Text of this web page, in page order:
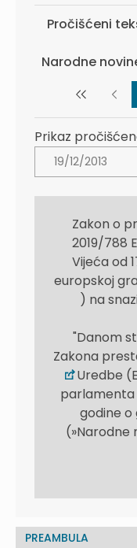
Pročišćeni
Narodne
Prikaz
Zakon o
2019/788
Vijeća od
europskoj
) na
"Danom
Zakona
Uredbe
parlamenta i
godine o
(»Narodne
PREAMBULA